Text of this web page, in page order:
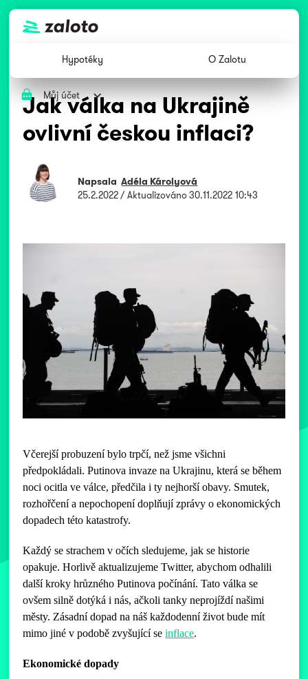
Hypotéky O Zalotu
Můj účet
Jak válka na Ukrajině
ovlivní českou inflaci?
Napsala Adéla Károlyová
25.2.2022/ Aktualizováno30.11.2022 10:43
Včerejší probuzení bylo trpčí, než jsme všichni
předpokládali. Putinova invaze na Ukrajinu, která se během
noci ocitla ve válce, předčila i ty nejhorší obavy. Smutek,
rozhořčení a nepochopení doplňují zprávy o ekonomických
dopadech této katastrofy.
Každý se strachem v očích sledujeme, jak se historie
opakuje. Horlivě aktualizujeme Twitter, abychom odhalili
další kroky hrůzného Putinova počínání. Tato válka se
ovšem silně dotýká i nás, ačkoli tanky neprojíždí našimi
městy. Zásadní dopad na náš každodenní život bude mít
mimo jiné v podobě zvyšující seinflace.
Ekonomické dopady